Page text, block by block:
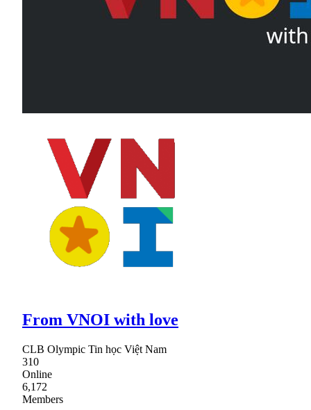
From VNOI with love
CLB Olympic Tin học Việt Nam
310
Online
6,172
Members